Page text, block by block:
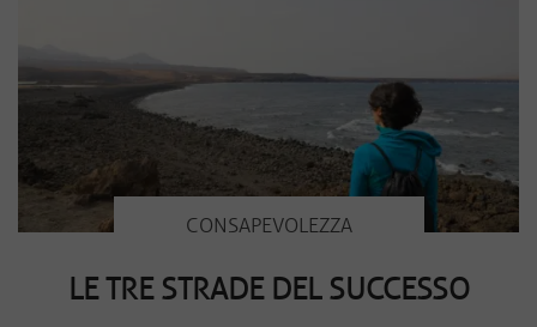
CONSAPEVOLEZZA
LE TRE STRADE DEL SUCCESSO